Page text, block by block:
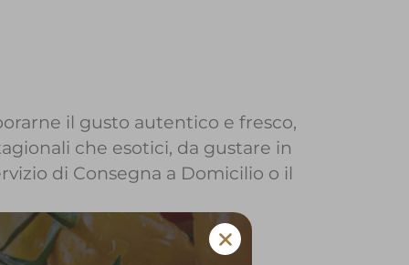
il gusto autentico e fresco,
che esotici, da gustare in
di Consegna a Domicilio o il
d'Iseo